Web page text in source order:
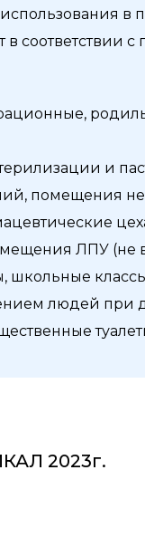
в
соответствии
и
помещения
ЛПУ (не
школьные
людей при
2023г.